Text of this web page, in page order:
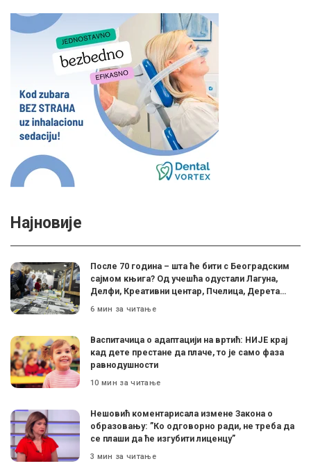
Најновије
После 70 година – шта ће бити с Београдским
сајмом књига? Од учешћа одустали Лагуна,
Делфи, Креативни центар, Пчелица, Дерета…
6 мин за читање
Васпитачица о адаптацији на вртић: НИЈЕ крај
кад дете престане да плаче, то је само фаза
равнодушности
10 мин за читање
Нешовић коментарисала измене Закона о
образовању: ”Ко одговорно ради, не треба да
се плаши да ће изгубити лиценцу”
3 мин за читање